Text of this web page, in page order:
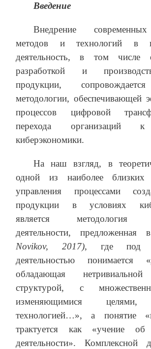
Введение
Внедрение
методов и технологий в
деятельность, в том числе
разработкой и
продукции,
методологии, обеспечивающей
процессов цифровой
перехода организаций к
киберэкономики.
На наш взгляд, в
одной из наиболее
управления процессами
продукции в условиях
является методология
деятельности,
Novikov, 2017), где под
деятельностью понимается
обладающая нетривиальной
структурой, с
изменяющимися целями,
технологией…», а понятие
трактуется как «учение об
деятельности». Комплексной